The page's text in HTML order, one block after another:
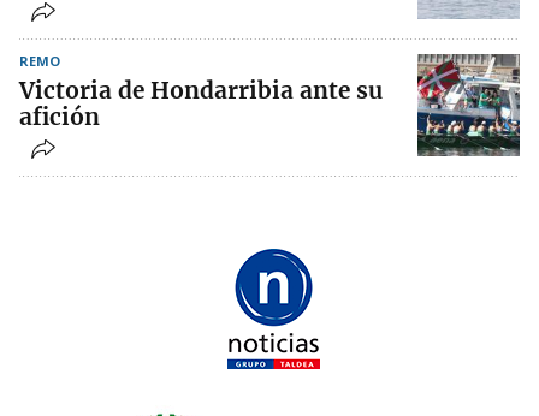
REMO
Victoria de Hondarribia ante su
afición